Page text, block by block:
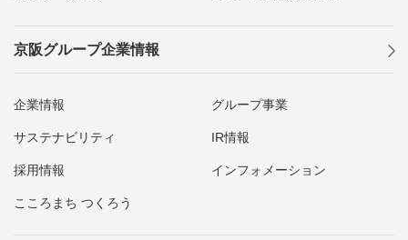
京阪グループ企業情報
企業情報 グループ事業
サステナビリティ IR情報
採用情報 インフォメーション
こころまち つくろう